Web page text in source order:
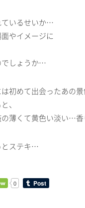
ているせいか…
やイメージに
でしょうか…
初めて出会ったあの景
、
薄くて黄色い淡い…香
とステキ…
0